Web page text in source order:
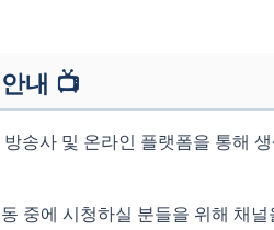
내 📺
송사 및 온라인 플랫폼을 통해
중에 시청하실 분들을 위해 채널